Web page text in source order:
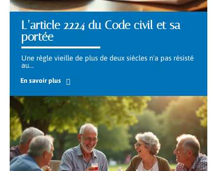
L’article 2224 du Code civil et sa
portée
Une règle vieille de plus de deux siècles n'a pas résisté
au…
En savoir plus